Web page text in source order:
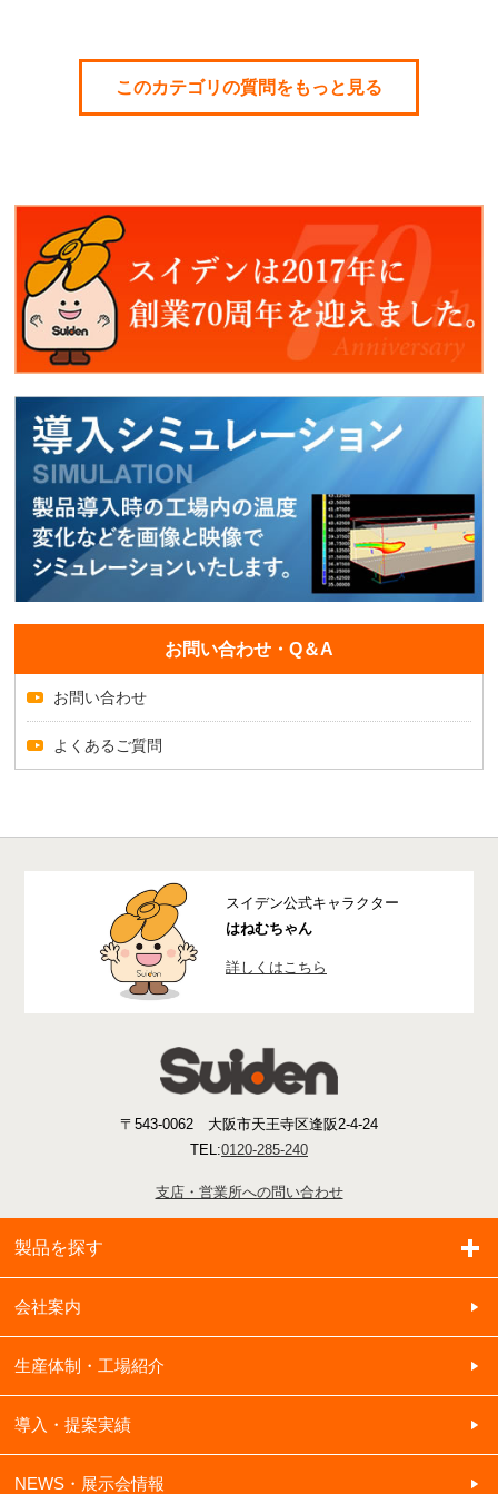
このカテゴリの質問をもっと見る
お問い合わせ・Q＆A
お問い合わせ
よくあるご質問
スイデン公式キャラクター
はねむちゃん
詳しくはこちら
〒543-0062 大阪市天王寺区逢阪2-4-24
TEL:0120-285-240
支店・営業所への問い合わせ
製品を探す
会社案内
生産体制・工場紹介
導入・提案実績
NEWS・展示会情報